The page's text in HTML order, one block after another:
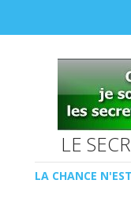
LE
LA CHANCE